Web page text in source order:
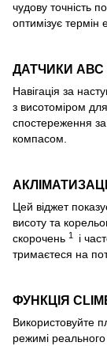
чудову точність
оптимізує термін
ДАТЧИКИ АВС
Навігація за
з висотоміром
спостереження
компасом.
Цей віджет
висоту та
скорочень 1
і
тримаєтеся на
ФУНКЦІЯ
Використовуйте
режимі